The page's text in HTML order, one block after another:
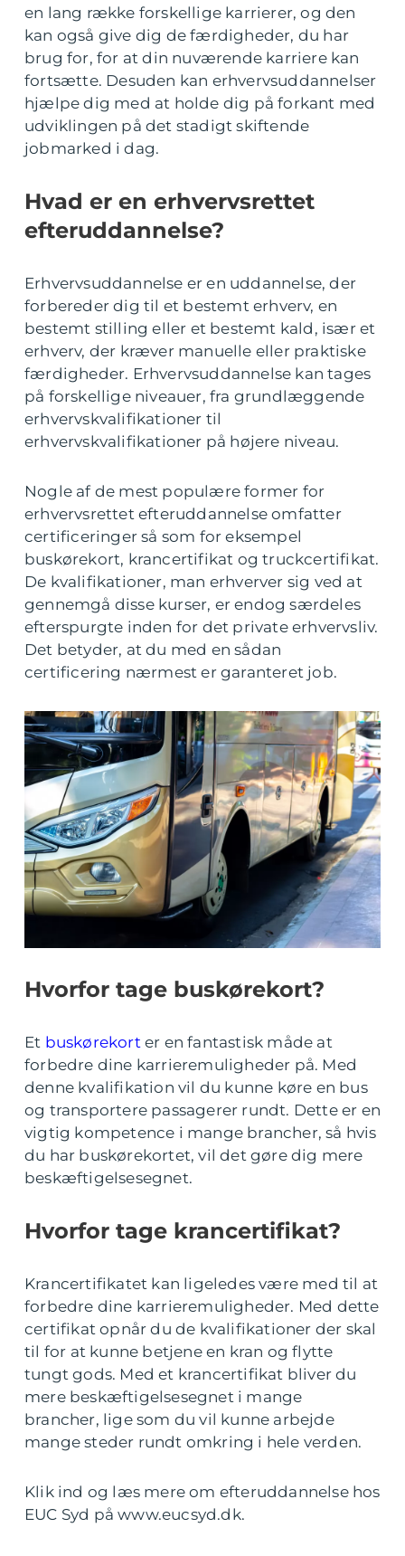
en lang række forskellige karrierer, og den
kan også give dig de færdigheder, du har
brug for, for at din nuværende karriere kan
fortsætte. Desuden kan erhvervsuddannelser
hjælpe dig med at holde dig på forkant med
udviklingen på det stadigt skiftende
jobmarked i dag.
Hvad er en erhvervsrettet
efteruddannelse?
Erhvervsuddannelse er en uddannelse, der
forbereder dig til et bestemt erhverv, en
bestemt stilling eller et bestemt kald, især et
erhverv, der kræver manuelle eller praktiske
færdigheder. Erhvervsuddannelse kan tages
på forskellige niveauer, fra grundlæggende
erhvervskvalifikationer til
erhvervskvalifikationer på højere niveau.
Nogle af de mest populære former for
erhvervsrettet efteruddannelse omfatter
certificeringer så som for eksempel
buskørekort, krancertifikat og truckcertifikat.
De kvalifikationer, man erhverver sig ved at
gennemgå disse kurser, er endog særdeles
efterspurgte inden for det private erhvervsliv.
Det betyder, at du med en sådan
certificering nærmest er garanteret job.
Hvorfor tage buskørekort?
Et buskørekorter en fantastisk måde at
forbedre dine karrieremuligheder på. Med
denne kvalifikation vil du kunne køre en bus
og transportere passagerer rundt. Dette er en
vigtig kompetence i mange brancher, så hvis
du har buskørekortet, vil det gøre dig mere
beskæftigelsesegnet.
Hvorfor tage krancertifikat?
Krancertifikatet kan ligeledes være med til at
forbedre dine karrieremuligheder. Med dette
certifikat opnår du de kvalifikationer der skal
til for at kunne betjene en kran og flytte
tungt gods. Med et krancertifikat bliver du
mere beskæftigelsesegnet i mange
brancher, lige som du vil kunne arbejde
mange steder rundt omkring i hele verden.
Klik ind og læs mere om efteruddannelse hos
EUC Syd på www.eucsyd.dk.